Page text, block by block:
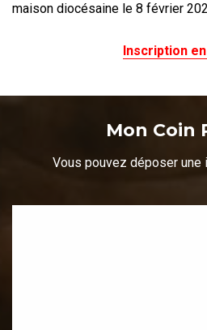
maison diocésaine le 8 février
Inscription
Mon Coin
Vous pouvez déposer une